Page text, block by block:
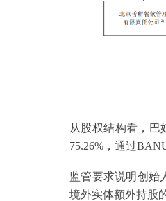
从股权结构看，巴
75.26%，通过
监管要求说明创始
境外实体额外持股